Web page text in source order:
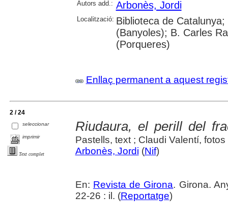
Autors add.: Arbonès, Jordi
Localització: Biblioteca de
(Banyoles); B. Carles
(Porqueres)
Enllaç permanent a aquest
2 / 24
seleccionar
imprimir
Text complet
Riudaura, el perill del
Pastells, text ; Claudi Valentí, fotos
Arbonès, Jordi (Nif)
En: Revista de Girona. Girona.
22-26 : il. (Reportatge)